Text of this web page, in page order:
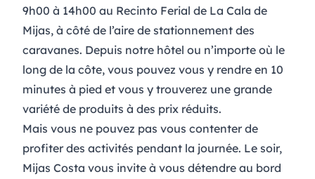
9h00 à 14h00 au Recinto Ferial de La Cala de
Mijas, à côté de l’aire de stationnement des
caravanes. Depuis notre hôtel ou n’importe où le
long de la côte, vous pouvez vous y rendre en 10
minutes à pied et vous y trouverez une grande
variété de produits à des prix réduits.
Mais vous ne pouvez pas vous contenter de
profiter des activités pendant la journée. Le soir,
Mijas Costa vous invite à vous détendre au bord